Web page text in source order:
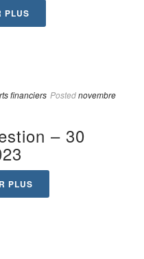
PLUS
financiers Postednovembre
– 30
PLUS